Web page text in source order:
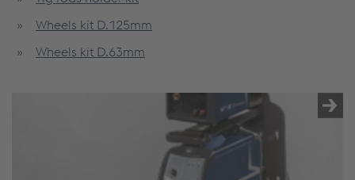
Wheels kit D.125mm
Wheels kit D.63mm